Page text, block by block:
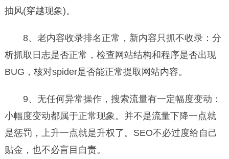
抽风(穿越现象)。
8、老内容收录排名正常，新内容只抓不收录：分
析抓取日志是否正常，检查网站结构和程序是否出现
BUG，核对spider是否能正常提取网站内容。
9、无任何异常操作，搜索流量有一定幅度变动：
小幅度变动都属于正常现象。并不是流量下降一点就
是惩罚，上升一点就是升权了。SEO不必过度给自己
贴金，也不必盲目自责。